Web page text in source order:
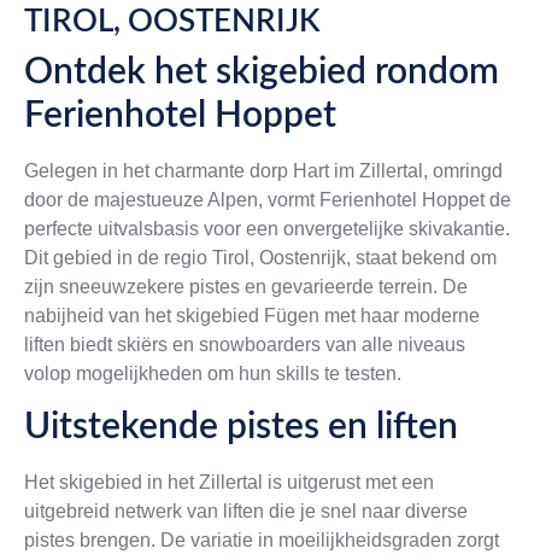
TIROL, OOSTENRIJK
Ontdek het skigebied rondom
Ferienhotel Hoppet
Gelegen in het charmante dorp Hart im Zillertal, omringd
door de majestueuze Alpen, vormt Ferienhotel Hoppet de
perfecte uitvalsbasis voor een onvergetelijke skivakantie.
Dit gebied in de regio Tirol, Oostenrijk, staat bekend om
zijn sneeuwzekere pistes en gevarieerde terrein. De
nabijheid van het skigebied Fügen met haar moderne
liften biedt skiërs en snowboarders van alle niveaus
volop mogelijkheden om hun skills te testen.
Uitstekende pistes en liften
Het skigebied in het Zillertal is uitgerust met een
uitgebreid netwerk van liften die je snel naar diverse
pistes brengen. De variatie in moeilijkheidsgraden zorgt